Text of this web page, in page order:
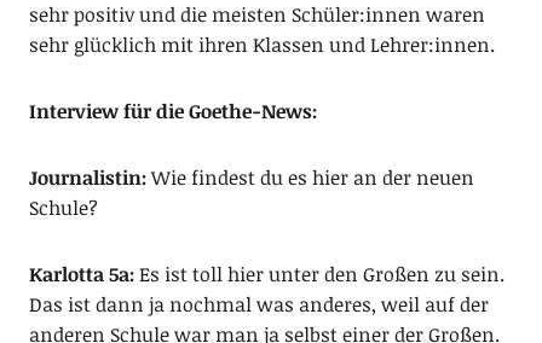
sehr positiv und die meisten Schüler:innen waren
sehr glücklich mit ihren Klassen und Lehrer:innen.
Interview für die Goethe-News:
Journalistin:Wie findest du es hier an der neuen
Schule?
Karlotta 5a:Es ist toll hier unter den Großen zu sein.
Das ist dann ja nochmal was anderes, weil auf der
anderen Schule war man ja selbst einer der Großen.